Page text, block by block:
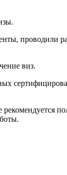
проводили
виз.